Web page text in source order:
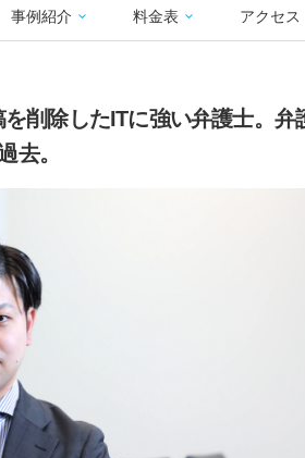
事例紹介 料金表 アクセス
削除したITに強い弁護士。弁
去。